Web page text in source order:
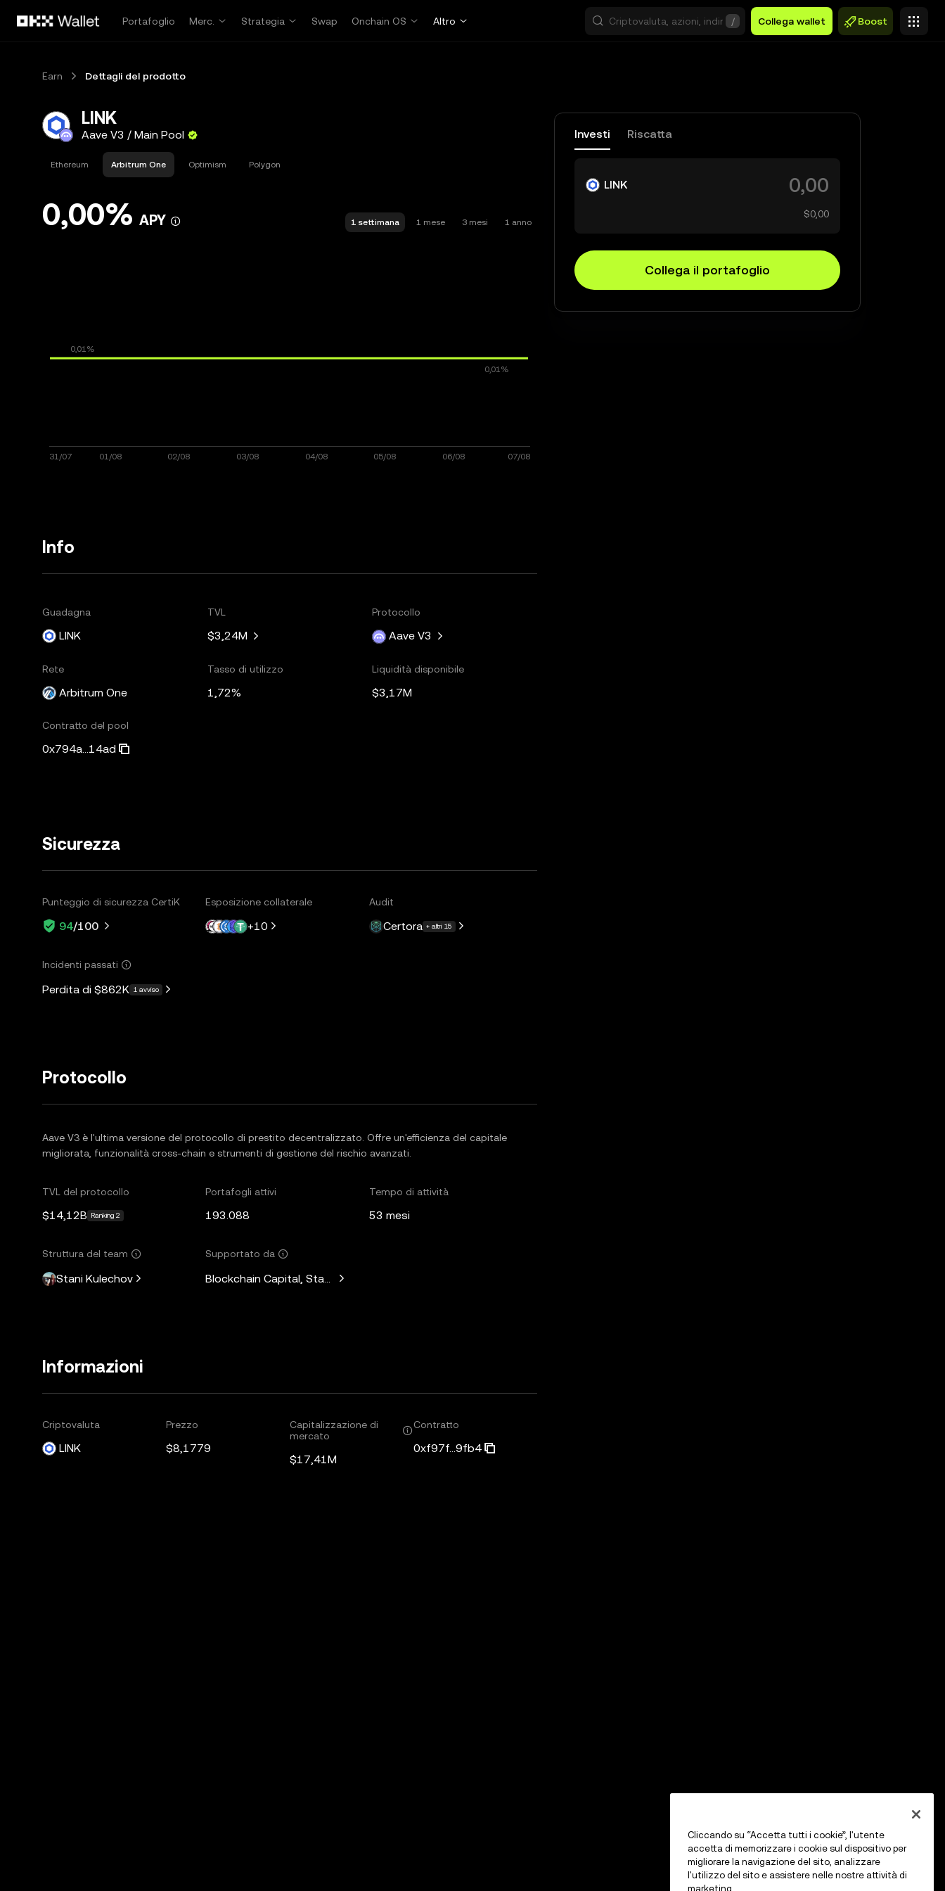
Portafoglio
Merc. Strategia Swap Onchain OS Altro / Collega wallet Boost
Earn Dettagli del prodotto
LINK
Aave V3 / Main Pool
Ethereum Arbitrum One Optimism Polygon
0,00% APY 1 settimana 1 mese 3 mesi 1 anno
Info
Guadagna
LINK
TVL
$3,24M
Protocollo
Aave V3
Rete
Arbitrum One
Tasso di utilizzo
1,72%
Liquidità disponibile
$3,17M
Contratto del pool
0x794a...14ad
Sicurezza
Punteggio di sicurezza CertiK
94/100
Esposizione collaterale
+10
Audit
Certora + altri 15
Incidenti passati
Perdita di $862K 1 avviso
Protocollo
Aave V3 è l'ultima versione del protocollo di prestito decentralizzato. Offre un'efficienza del capitale
migliorata, funzionalità cross-chain e strumenti di gestione del rischio avanzati.
TVL del protocollo
$14,12B Ranking 2
Portafogli attivi
193.088
Tempo di attività
53 mesi
Struttura del team
Stani Kulechov
Supportato da
Blockchain Capital, Standard Crypto, Blockchain.com
Informazioni
Criptovaluta
LINK
Prezzo
$8,1779
Capitalizzazione di
mercato
$17,41M
Contratto
0xf97f...9fb4
Investi Riscatta
LINK
$0,00
Collega il portafoglio
Cliccando su “Accetta tutti i cookie”, l'utente
accetta di memorizzare i cookie sul dispositivo per
migliorare la navigazione del sito, analizzare
l'utilizzo del sito e assistere nelle nostre attività di
marketing.